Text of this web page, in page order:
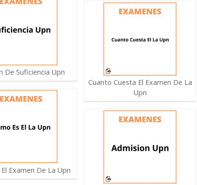
De Suficiencia Upn
Examen De La Upn
Cuanto Cuesta El Examen De La
Upn